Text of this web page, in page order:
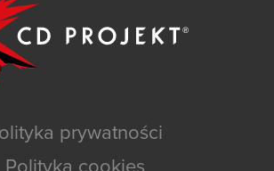
prywatności